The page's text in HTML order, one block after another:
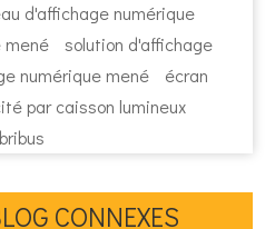
d'affichage numérique
mené
solution d'affichage
numérique mené
écran
par caisson lumineux
CONNEXES